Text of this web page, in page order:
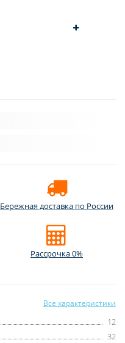
Бережная доставка по России
Рассрочка 0%
Все характеристики
12
32